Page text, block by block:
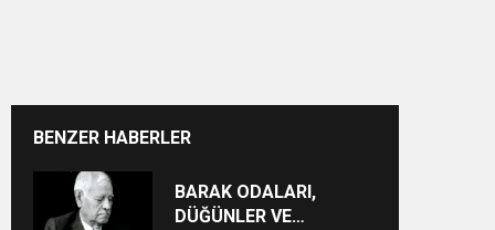
BENZER HABERLER
BARAK ODALARI,
DÜĞÜNLER VE